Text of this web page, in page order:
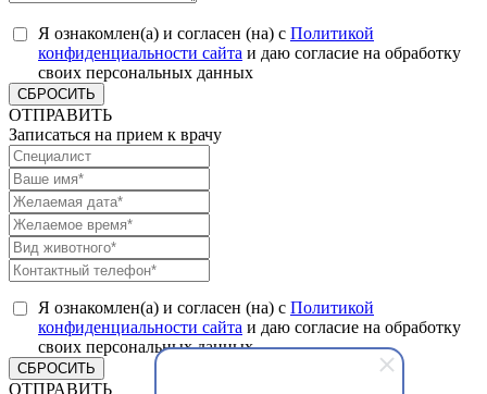
Я ознакомлен(а) и согласен (на) с Политикой
конфиденциальности сайта и даю согласие на обработку
своих персональных данных
СБРОСИТЬ
ОТПРАВИТЬ
Записаться на прием к врачу
Я ознакомлен(а) и согласен (на) с Политикой
конфиденциальности сайта и даю согласие на обработку
своих персональных данных
СБРОСИТЬ
ОТПРАВИТЬ